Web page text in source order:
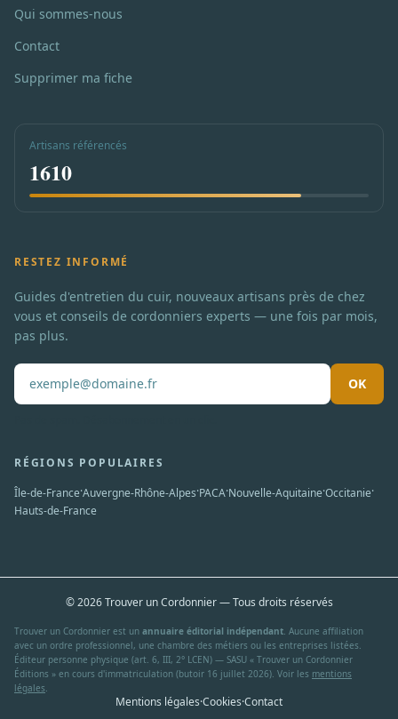
Qui sommes-nous
Contact
Supprimer ma fiche
Artisans référencés
1610
RESTEZ INFORMÉ
Guides d'entretien du cuir, nouveaux artisans près de chez
vous et conseils de cordonniers experts — une fois par mois,
pas plus.
OK
RÉGIONS POPULAIRES
Île-de-France·Auvergne-Rhône-Alpes·PACA·Nouvelle-Aquitaine·Occitanie·
Hauts-de-France
© 2026 Trouver un Cordonnier — Tous droits réservés
Trouver un Cordonnier est un annuaire éditorial indépendant. Aucune affiliation
avec un ordre professionnel, une chambre des métiers ou les entreprises listées.
Éditeur personne physique (art. 6, III, 2° LCEN) — SASU « Trouver un Cordonnier
Éditions » en cours d'immatriculation (butoir 16 juillet 2026). Voir les mentions
légales.
Mentions légales·Cookies·Contact